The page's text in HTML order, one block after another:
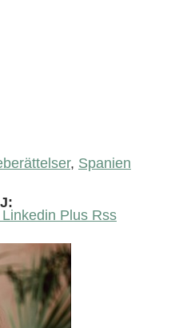
, Spanien
Linkedin Plus Rss